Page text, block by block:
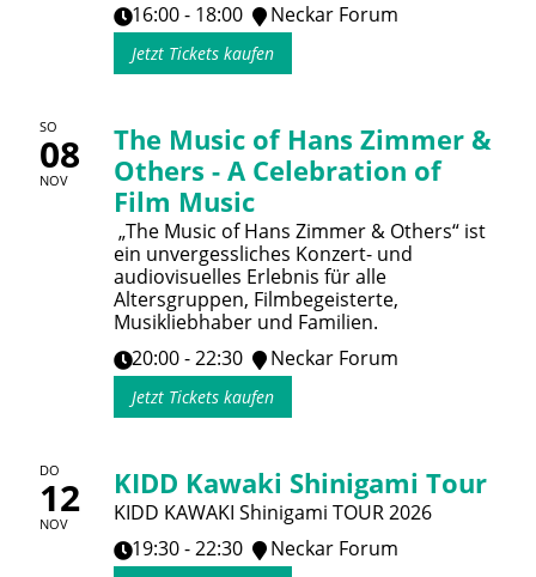
16:00 - 18:00
Neckar Forum
Jetzt Tickets kaufen
SO
08
NOV
The Music of Hans Zimmer &
Others - A Celebration of
Film Music
„The Music of Hans Zimmer & Others“ ist
ein unvergessliches Konzert- und
audiovisuelles Erlebnis für alle
Altersgruppen, Filmbegeisterte,
Musikliebhaber und Familien.
20:00 - 22:30
Neckar Forum
Jetzt Tickets kaufen
DO
12
NOV
KIDD Kawaki Shinigami Tour
KIDD KAWAKI Shinigami TOUR 2026
19:30 - 22:30
Neckar Forum